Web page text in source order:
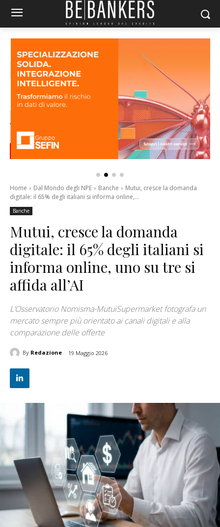
Home Dal Mondo degli NPE Banche
Mutui, cresce la domanda
digitale: il 65% degli italiani si informa online,...
Banche
Mutui, cresce la domanda
digitale: il 65% degli italiani si
informa online, uno su tre si
affida all’AI
L’Osservatorio Nomisma-MutuiSupermarket fotografa un
mercato sempre più orientato ai canali digitali e alla
comparazione delle offerte
By Redazione 19 Maggio 2026